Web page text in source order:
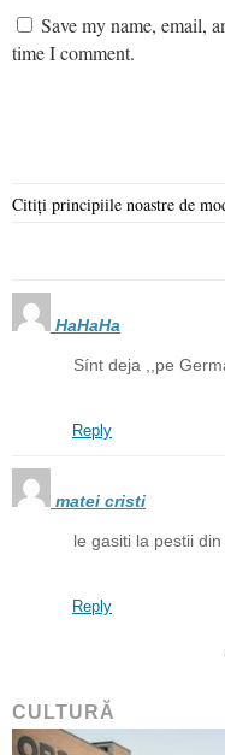
Save my name, email,
time I comment.
Citiți principiile noastre de
HaHaHa
Sínt deja ,,pe
Reply
matei cristi
le gasiti la pestii
Reply
CULTURĂ